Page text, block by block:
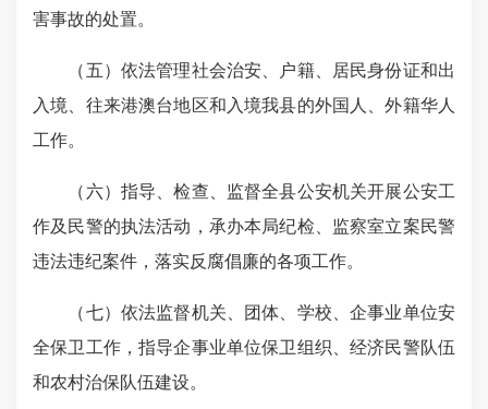
害事故的处置。
（五）依法管理社会治安、户籍、居民身份证和出
入境、往来港澳台地区和入境我县的外国人、外籍华人
工作。
（六）指导、检查、监督全县公安机关开展公安工
作及民警的执法活动，承办本局纪检、监察室立案民警
违法违纪案件，落实反腐倡廉的各项工作。
（七）依法监督机关、团体、学校、企事业单位安
全保卫工作，指导企事业单位保卫组织、经济民警队伍
和农村治保队伍建设。